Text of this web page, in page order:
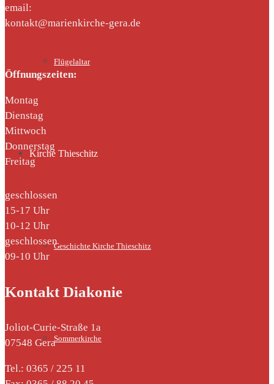
Flügelaltar
Kirche Thieschitz
Geschichte Kirche Thieschitz
Sommerkirche
email:
kontakt@marienkirche-gera.de
Öffnungszeiten:
Montag
Dienstag
Mittwoch
Donnerstag
Freitag
geschlossen
15-17 Uhr
10-12 Uhr
geschlossen
09-10 Uhr
Kontakt Diakonie
Joliot-Curie-Straße 1a
07548 Gera
Tel.: 0365 / 225 11